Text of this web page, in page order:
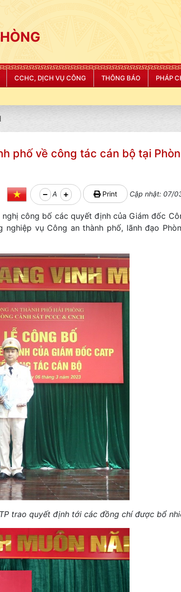
CCHC, DỊCH VỤ CÔNG THÔNG BÁO PHÁP
phố về công tác cán bộ tại
A Print Cập nhật: 07/
công bố các quyết định của Giám đốc
vụ Công an thành phố, lãnh đạo
trao quyết định tới các đồng chí được bổ